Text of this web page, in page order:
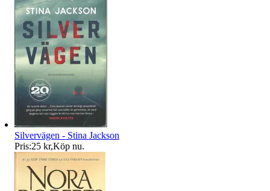
Silvervägen - Stina Jackson
Pris:25 kr,Köp nu.